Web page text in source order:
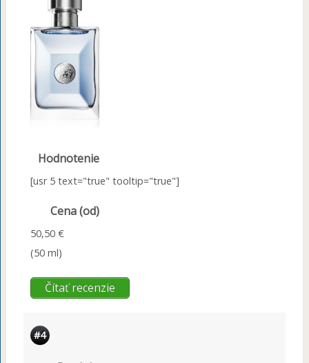
Hodnotenie
[usr 5 text="true" tooltip="true"]
Cena (od)
50,50 €
(50 ml)
Čítať recenzie
#4